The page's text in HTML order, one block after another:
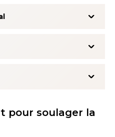
pour soulager la